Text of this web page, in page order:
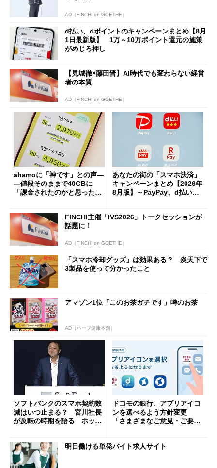
AD（FINCHI on GOETHE）
d払い、dポイントのキャンペーンまとめ【8月
1日最新版】 1万～10万ポイント還元の施策
がめじろ押し
【見城徹×藤田晋】AI時代でも変わらない経営
者の本質
AD（FINCHI on GOETHE）
ahamoに「神です」との声―
―値段そのままで40GBに
「課金されたのかと思った」
あなたの街の「スマホ決済」
キャンペーンまとめ【2026年
8月版】～PayPay、d払い、a
FINCHI主催「IVS2026」トークセッションが
話題に！
AD（FINCHI on GOETHE）
「スマホ冷却グッズ」は効果ある？ 炎天下で
3製品を使って分かったこと
アマゾン1位「このお茶ガチです」噂のお茶
AD（ハーブ健康本舗）
ソフトバンクのスマホ契約数
減はいつ止まる？ 宮川社長
が反転の時期を語る ホッピ
ドコモの銀行、アプリアイコ
ンを選べるよう方針変更
「さまざまなご意見・ご要望
明日働ける単発バイト求人サイト